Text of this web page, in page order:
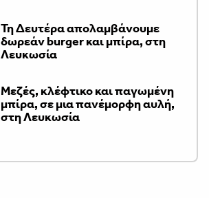
Τη Δευτέρα απολαμβάνουμε
δωρεάν burger και μπίρα, στη
Λευκωσία
Μεζές, κλέφτικο και παγωμένη
μπίρα, σε μια πανέμορφη αυλή,
στη Λευκωσία